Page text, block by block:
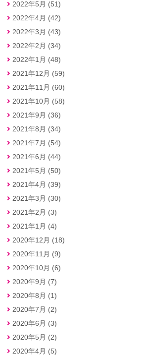
2022年5月 (51)
2022年4月 (42)
2022年3月 (43)
2022年2月 (34)
2022年1月 (48)
2021年12月 (59)
2021年11月 (60)
2021年10月 (58)
2021年9月 (36)
2021年8月 (34)
2021年7月 (54)
2021年6月 (44)
2021年5月 (50)
2021年4月 (39)
2021年3月 (30)
2021年2月 (3)
2021年1月 (4)
2020年12月 (18)
2020年11月 (9)
2020年10月 (6)
2020年9月 (7)
2020年8月 (1)
2020年7月 (2)
2020年6月 (3)
2020年5月 (2)
2020年4月 (5)